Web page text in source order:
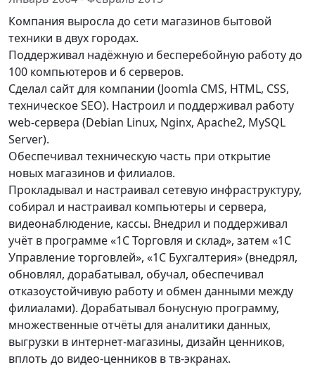
Компания выросла до сети магазинов бытовой
техники в двух городах.
Поддерживал надёжную и бесперебойную работу до
100 компьютеров и 6 серверов.
Сделал сайт для компании (Joomla CMS, HTML, CSS,
техническое SEO). Настроил и поддерживал работу
web-сервера (Debian Linux, Nginx, Apache2, MySQL
Server).
Обеспечивал техническую часть при открытие
новых магазинов и филиалов.
Прокладывал и настраивал сетевую инфраструктуру,
собирал и настраивал компьютеры и сервера,
видеонаблюдение, кассы. Внедрил и поддерживал
учёт в программе «1С Торговля и склад», затем «1С
Управление торговлей», «1С Бухгалтерия» (внедрял,
обновлял, дорабатывал, обучал, обеспечивал
отказоустойчивую работу и обмен данными между
филиалами). Дорабатывал бонусную программу,
множественные отчёты для аналитики данных,
выгрузки в интернет-магазины, дизайн ценников,
вплоть до видео-ценников в тв-экранах.